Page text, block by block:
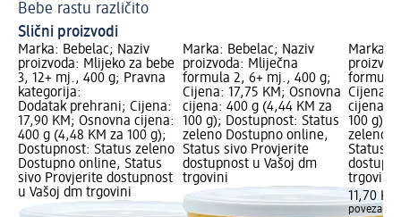
Bebe rastu različito
Slični proizvodi
Marka: Bebelac; Naziv
proizvoda: Mlijeko za bebe
3, 12+ mj., 400 g; Pravna
kategorija:
Dodatak prehrani; Cijena:
17,90 KM; Osnovna cijena:
400 g (4,48 KM za 100 g);
Dostupnost: Status zeleno
Dostupno online, Status
sivo Provjerite dostupnost
u Vašoj dm trgovini
Marka: Bebelac; Naziv
proizvoda: Mliječna
formula 2, 6+ mj., 400 g;
Cijena: 17,75 KM; Osnovna
cijena: 400 g (4,44 KM za
100 g); Dostupnost: Status
zeleno Dostupno online,
Status sivo Provjerite
dostupnost u Vašoj dm
trgovini
Marka:
formula
Cijena:
cijena:
100 g);
zeleno
Status
trgovini
11,70 KM
povezana